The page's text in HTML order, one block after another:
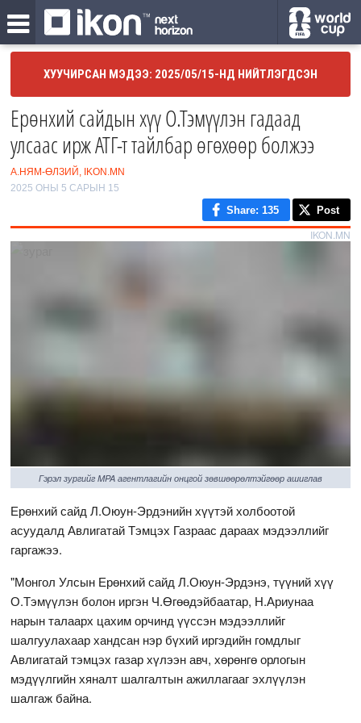
ХУУЧИРСАН МЭДЭЭ: 2025/05/15-НД НИЙТЛЭГДСЭН
Ерөнхий сайдын хүү О.Тэмүүлэн гадаад
улсаас ирж АТГ-т тайлбар өгөхөөр болжээ
А.НЯМ-ӨЛЗИЙ, IKON.MN
2025 ОНЫ 5 САРЫН 15
Share: 135 Post
IKON.MN
Гэрэл зургийг MPA агентлагийн онцгой зөвшөөрөлтэйгөөр ашиглав
Ерөнхий сайд Л.Оюун-Эрдэнийн хүүтэй холбоотой
асуудалд Авлигатай Тэмцэх Газраас дараах мэдээллийг
гаргажээ.
"Монгол Улсын Ерөнхий сайд Л.Оюун-Эрдэнэ, түүний хүү
О.Тэмүүлэн болон иргэн Ч.Өгөөдэйбаатар, Н.Ариунаа
нарын талаарх цахим орчинд үүссэн мэдээллийг
шалгуулахаар хандсан нэр бүхий иргэдийн гомдлыг
Авлигатай тэмцэх газар хүлээн авч, хөрөнгө орлогын
мэдүүлгийн хяналт шалгалтын ажиллагааг эхлүүлэн
шалгаж байна.